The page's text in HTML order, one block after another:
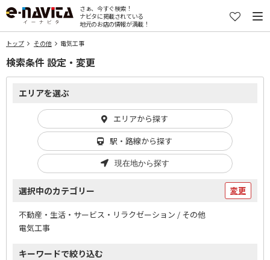
さぁ、今すぐ検索！
ナビタに掲載されている
地元のお店の情報が満載！
トップ その他 電気工事
検索条件 設定・変更
エリアを選ぶ
エリアから探す
駅・路線から探す
現在地から探す
選択中のカテゴリー 変更
不動産・生活・サービス・リラクゼーション / その他
電気工事
キーワードで絞り込む